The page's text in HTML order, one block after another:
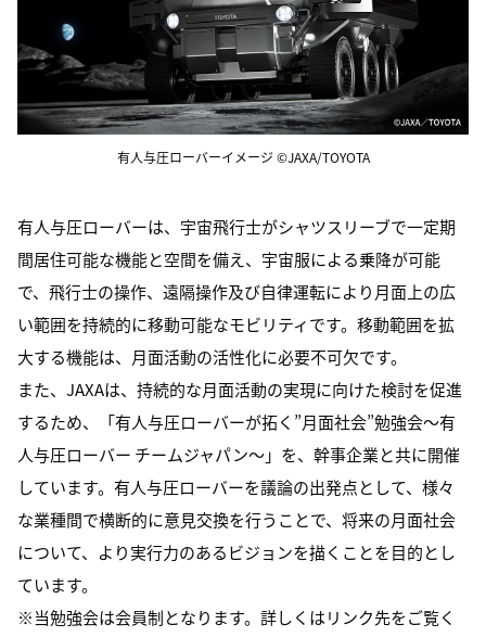
有人与圧ローバーイメージ ©JAXA/TOYOTA
有人与圧ローバーは、宇宙飛行士がシャツスリーブで一定期
間居住可能な機能と空間を備え、宇宙服による乗降が可能
で、飛行士の操作、遠隔操作及び自律運転により月面上の広
い範囲を持続的に移動可能なモビリティです。移動範囲を拡
大する機能は、月面活動の活性化に必要不可欠です。
また、JAXAは、持続的な月面活動の実現に向けた検討を促進
するため、「有人与圧ローバーが拓く”月面社会”勉強会～有
人与圧ローバー チームジャパン～」を、幹事企業と共に開催
しています。有人与圧ローバーを議論の出発点として、様々
な業種間で横断的に意見交換を行うことで、将来の月面社会
について、より実行力のあるビジョンを描くことを目的とし
ています。
※当勉強会は会員制となります。詳しくはリンク先をご覧く